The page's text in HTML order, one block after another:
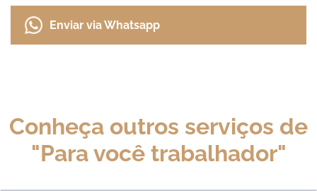
Enviar via Whatsapp
Conheça outros serviços de
"Para você trabalhador"